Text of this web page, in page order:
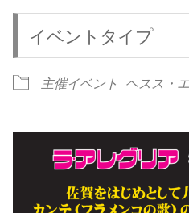
イベントタイプ
主催イベント ヘスス・